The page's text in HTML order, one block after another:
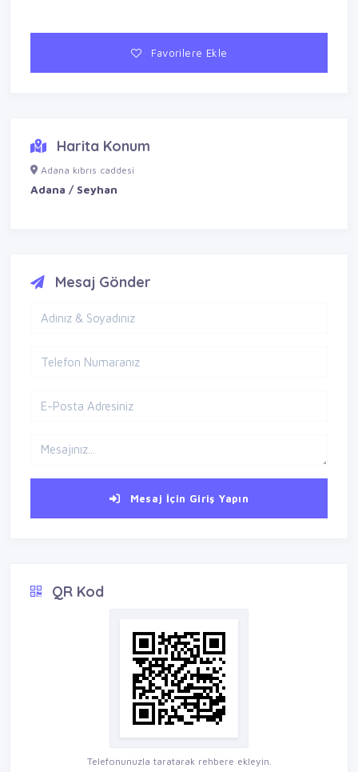
Favorilere Ekle
Harita Konum
Adana kıbrıs caddesi
Adana / Seyhan
Mesaj Gönder
Mesaj İçin Giriş Yapın
QR Kod
Telefonunuzla taratarak rehbere ekleyin.